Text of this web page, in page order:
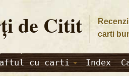
de Citit
carti
cu carti Index